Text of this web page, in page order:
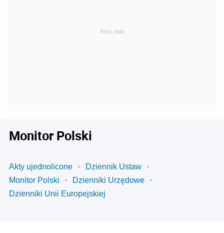
Monitor Polski
Akty ujednolicone
Dziennik Ustaw
Monitor Polski
Dzienniki Urzędowe
Dzienniki Unii Europejskiej